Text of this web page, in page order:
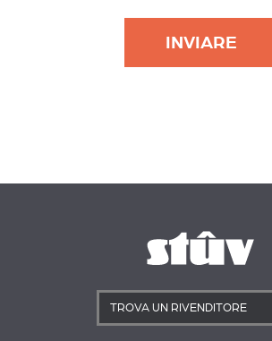
TROVA UN RIVENDITORE